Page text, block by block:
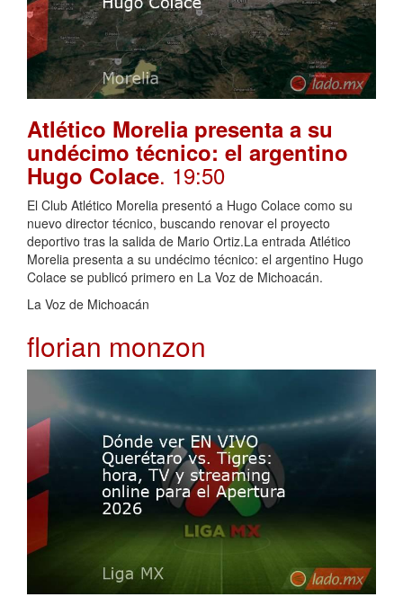
Atlético Morelia presenta a su
undécimo técnico: el argentino
Hugo Colace. 19:50
El Club Atlético Morelia presentó a Hugo Colace como su
nuevo director técnico, buscando renovar el proyecto
deportivo tras la salida de Mario Ortiz.La entrada Atlético
Morelia presenta a su undécimo técnico: el argentino Hugo
Colace se publicó primero en La Voz de Michoacán.
La Voz de Michoacán
florian monzon